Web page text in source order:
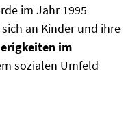
im Jahr 1995
an Kinder und ihre
im
sozialen Umfeld